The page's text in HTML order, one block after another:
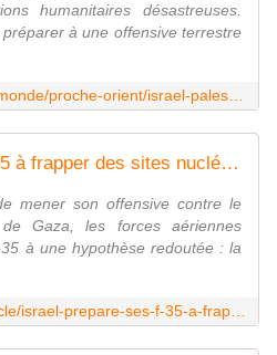
humanitaires désastreuses.
à une offensive terrestre
Israël prépare ses F-35 à frapper des sites nucléaires iraniens
mener son offensive contre le
Gaza, les forces aériennes
à une hypothèse redoutée : la